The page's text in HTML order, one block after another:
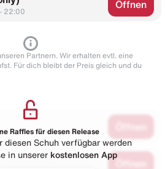
22:00
Öffnen
Partnern. Wir erhalten evtl. eine
Für dich bleibt der Preis gleich und du
Raffles für diesen Release
diesen Schuh verfügbar werden
in unserer kostenlosen App